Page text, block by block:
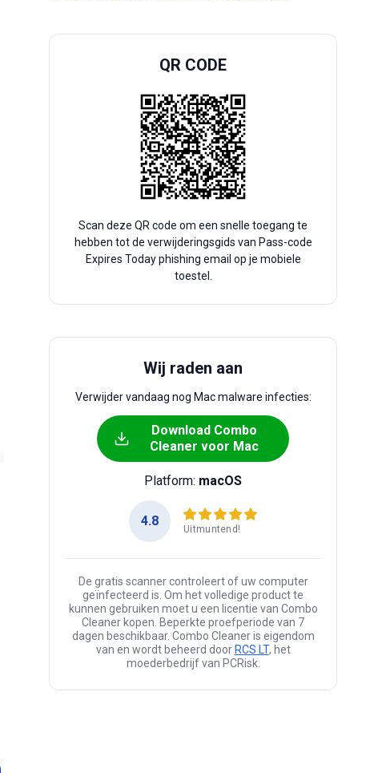
QR CODE
Scan deze QR code om een snelle toegang te
hebben tot de verwijderingsgids van Pass-code
Expires Today phishing email op je mobiele
toestel.
Wij raden aan
Verwijder vandaag nog Mac malware infecties:
Download Combo
Cleaner voor Mac
Platform: macOS
4.8
Uitmuntend!
De gratis scanner controleert of uw computer
geïnfecteerd is. Om het volledige product te
kunnen gebruiken moet u een licentie van Combo
Cleaner kopen. Beperkte proefperiode van 7
dagen beschikbaar. Combo Cleaner is eigendom
van en wordt beheerd door RCS LT, het
moederbedrijf van PCRisk.